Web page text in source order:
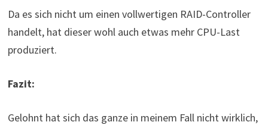
Da es sich nicht um einen vollwertigen RAID-Controller
handelt, hat dieser wohl auch etwas mehr CPU-Last
produziert.
Fazit:
Gelohnt hat sich das ganze in meinem Fall nicht wirklich,